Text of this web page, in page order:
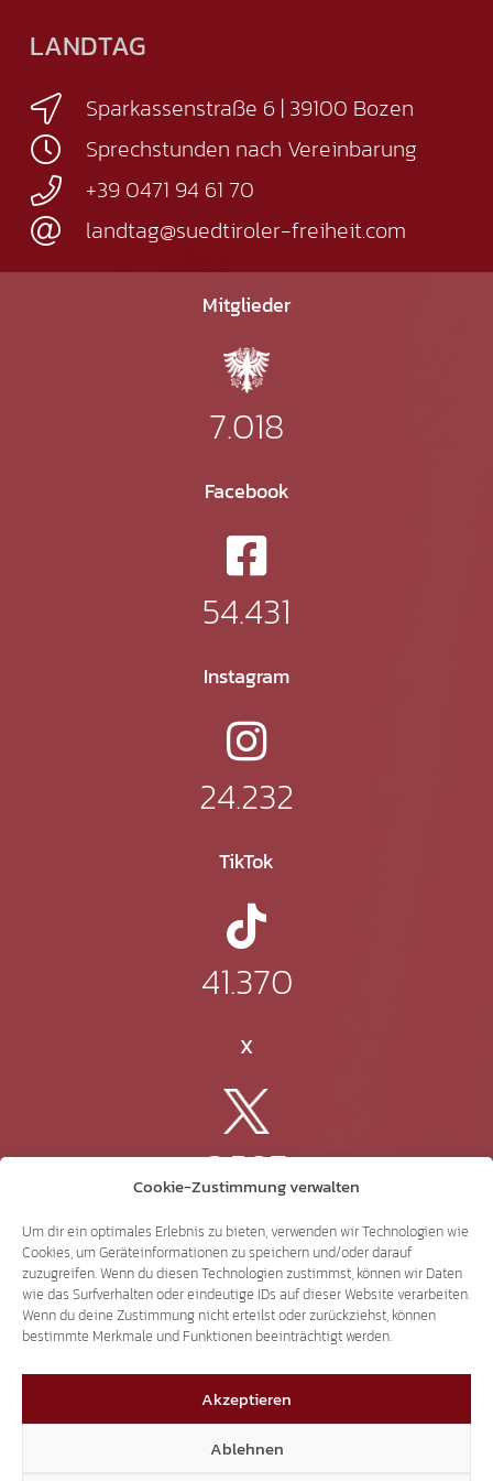
Cookie-Zustimmung verwalten
Um dir ein optimales Erlebnis zu bieten, verwenden wir Technologien wie
Cookies, um Geräteinformationen zu speichern und/oder darauf
zuzugreifen. Wenn du diesen Technologien zustimmst, können wir Daten
wie das Surfverhalten oder eindeutige IDs auf dieser Website verarbeiten.
Wenn du deine Zustimmung nicht erteilst oder zurückziehst, können
bestimmte Merkmale und Funktionen beeinträchtigt werden.
Akzeptieren
Ablehnen
LANDTAG
Sparkassenstraße 6 | 39100 Bozen
Sprechstunden nach Vereinbarung
+39 0471 94 61 70
landtag@suedtiroler-freiheit.com
Mitglieder
7.018
Facebook
54.431
Instagram
24.232
TikTok
41.370
X
3.507
Threads
3.401
YouTube